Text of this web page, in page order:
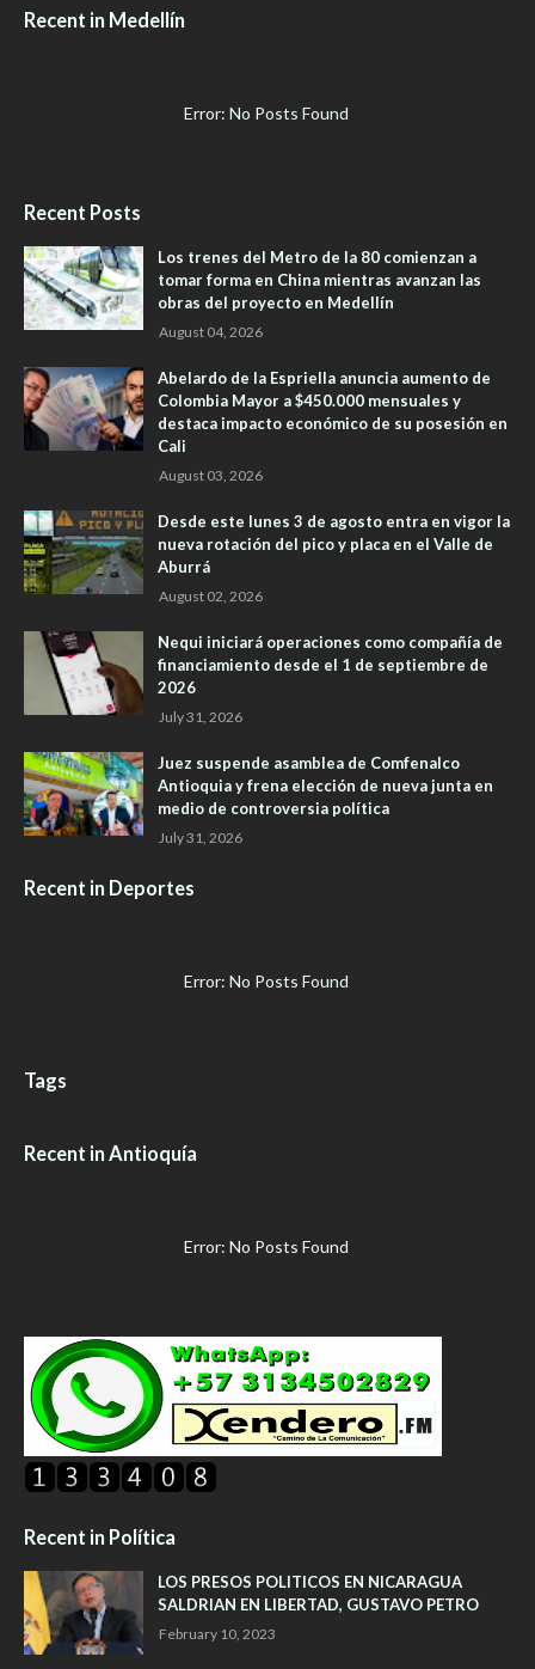
Recent in Medellín
Error: No Posts Found
Recent Posts
Los trenes del Metro de la 80 comienzan a
tomar forma en China mientras avanzan las
obras del proyecto en Medellín
August 04, 2026
Abelardo de la Espriella anuncia aumento de
Colombia Mayor a $450.000 mensuales y
destaca impacto económico de su posesión en
Cali
August 03, 2026
Desde este lunes 3 de agosto entra en vigor la
nueva rotación del pico y placa en el Valle de
Aburrá
August 02, 2026
Nequi iniciará operaciones como compañía de
financiamiento desde el 1 de septiembre de
2026
July 31, 2026
Juez suspende asamblea de Comfenalco
Antioquia y frena elección de nueva junta en
medio de controversia política
July 31, 2026
Recent in Deportes
Error: No Posts Found
Tags
Recent in Antioquía
Error: No Posts Found
Recent in Política
LOS PRESOS POLITICOS EN NICARAGUA
SALDRIAN EN LIBERTAD, GUSTAVO PETRO
February 10, 2023